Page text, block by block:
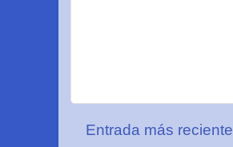
Entrada más reciente